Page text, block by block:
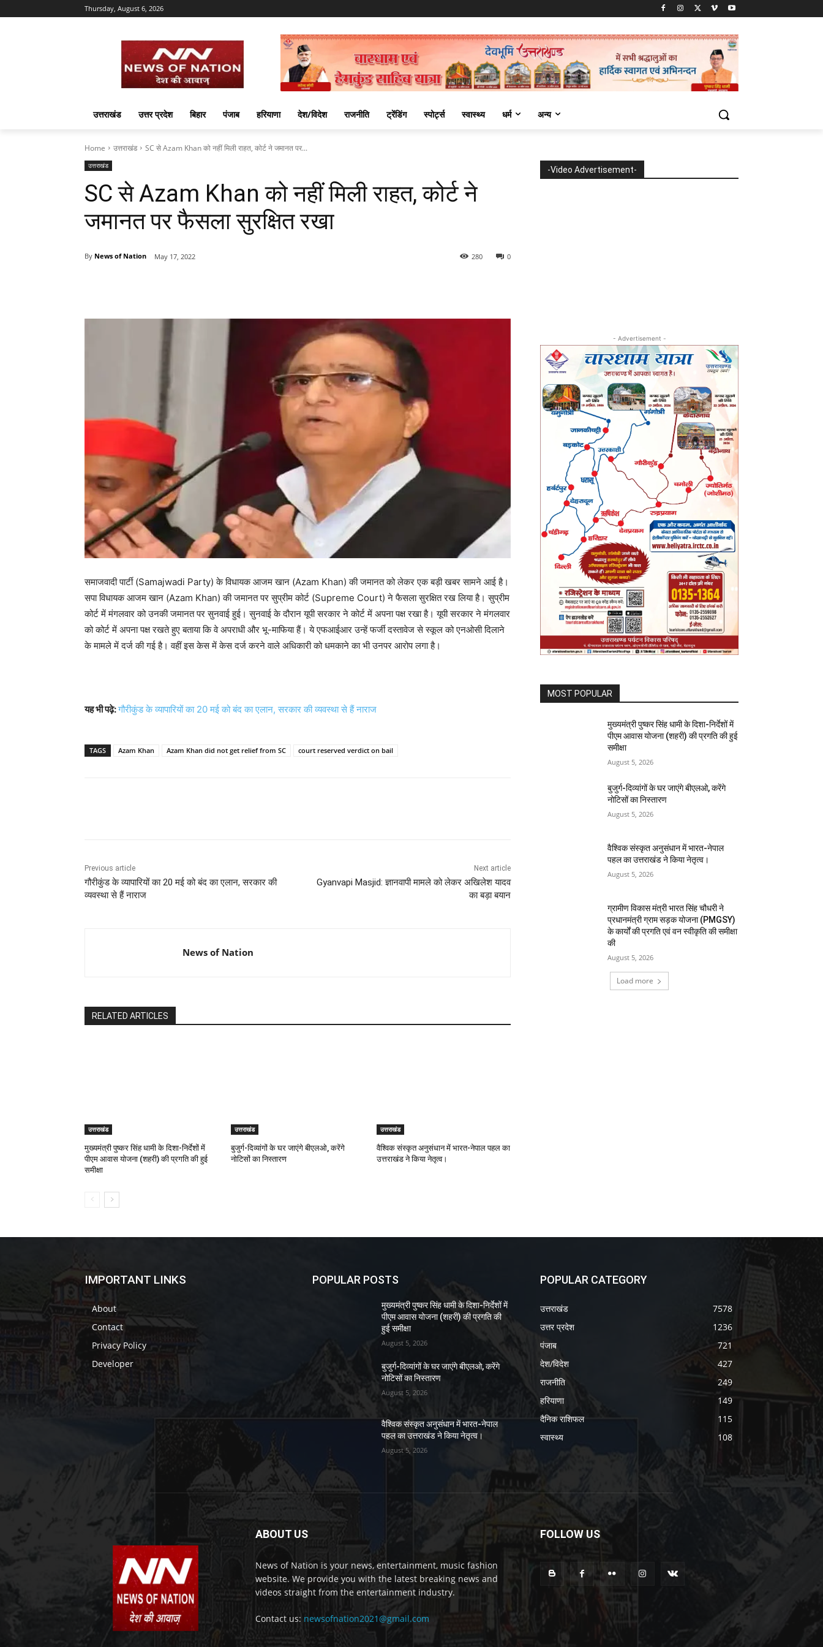
Thursday, August 6, 2026
उत्तराखंड उत्तर प्रदेश बिहार पंजाब हरियाणा देश/विदेश राजनीति ट्रेंडिंग स्पोर्ट्स स्वास्थ्य धर्म अन्य
Home उत्तराखंड SC से Azam Khan को नहीं मिली राहत, कोर्ट ने जमानत पर...
उत्तराखंड
SC से Azam Khan को नहीं मिली राहत, कोर्ट ने
जमानत पर फैसला सुरक्षित रखा
By News of Nation May 17, 2022 0
280
समाजवादी पार्टी (Samajwadi Party) के विधायक आजम खान (Azam Khan) की जमानत को लेकर एक बड़ी खबर सामने आई है।
सपा विधायक आजम खान (Azam Khan) की जमानत पर सुप्रीम कोर्ट (Supreme Court) ने फैसला सुरक्षित रख लिया है। सुप्रीम
कोर्ट में मंगलवार को उनकी जमानत पर सुनवाई हुई। सुनवाई के दौरान यूपी सरकार ने कोर्ट में अपना पक्ष रखा है। यूपी सरकार ने मंगलवार
को कोर्ट में अपना पक्ष रखते हुए बताया कि वे अपराधी और भू-माफिया हैं। ये एफआईआर उन्हें फर्जी दस्तावेज से स्कूल को एनओसी दिलाने
के मामले में दर्ज की गई है। वहीं इस केस में केस दर्ज करने वाले अधिकारी को धमकाने का भी उनपर आरोप लगा है।
यह भी पढ़े:गौरीकुंड के व्यापारियों का 20 मई को बंद का एलान, सरकार की व्यवस्था से हैं नाराज
TAGS Azam Khan Azam Khan did not get relief from SC court reserved verdict on bail
Previous article
गौरीकुंड के व्यापारियों का 20 मई को बंद का एलान, सरकार की
व्यवस्था से हैं नाराज
Next article
Gyanvapi Masjid: ज्ञानवापी मामले को लेकर अखिलेश यादव
का बड़ा बयान
News of Nation
RELATED ARTICLES
उत्तराखंड
मुख्यमंत्री पुष्कर सिंह धामी के दिशा-निर्देशों में
पीएम आवास योजना (शहरी) की प्रगति की हुई
समीक्षा
उत्तराखंड
बुजुर्ग-दिव्यांगों के घर जाएंगे बीएलओ, करेंगे
नोटिसों का निस्तारण
उत्तराखंड
वैश्विक संस्कृत अनुसंधान में भारत-नेपाल पहल का
उत्तराखंड ने किया नेतृत्व।
-Video Advertisement-
- Advertisement -
MOST POPULAR
मुख्यमंत्री पुष्कर सिंह धामी के दिशा-निर्देशों में
पीएम आवास योजना (शहरी) की प्रगति की हुई
समीक्षा
August 5, 2026
बुजुर्ग-दिव्यांगों के घर जाएंगे बीएलओ, करेंगे
नोटिसों का निस्तारण
August 5, 2026
वैश्विक संस्कृत अनुसंधान में भारत-नेपाल
पहल का उत्तराखंड ने किया नेतृत्व।
August 5, 2026
ग्रामीण विकास मंत्री भारत सिंह चौधरी ने
प्रधानमंत्री ग्राम सड़क योजना (PMGSY)
के कार्यों की प्रगति एवं वन स्वीकृति की समीक्षा
की
August 5, 2026
Load more
IMPORTANT LINKS
About
Contact
Privacy Policy
Developer
POPULAR POSTS
मुख्यमंत्री पुष्कर सिंह धामी के दिशा-निर्देशों में
पीएम आवास योजना (शहरी) की प्रगति की
हुई समीक्षा
August 5, 2026
बुजुर्ग-दिव्यांगों के घर जाएंगे बीएलओ, करेंगे
नोटिसों का निस्तारण
August 5, 2026
वैश्विक संस्कृत अनुसंधान में भारत-नेपाल
पहल का उत्तराखंड ने किया नेतृत्व।
August 5, 2026
POPULAR CATEGORY
उत्तराखंड
7578
उत्तर प्रदेश
1236
पंजाब
721
देश/विदेश
427
राजनीति
249
हरियाणा
149
दैनिक राशिफल
115
स्वास्थ्य
108
ABOUT US
News of Nation is your news, entertainment, music fashion
website. We provide you with the latest breaking news and
videos straight from the entertainment industry.
Contact us: newsofnation2021@gmail.com
FOLLOW US